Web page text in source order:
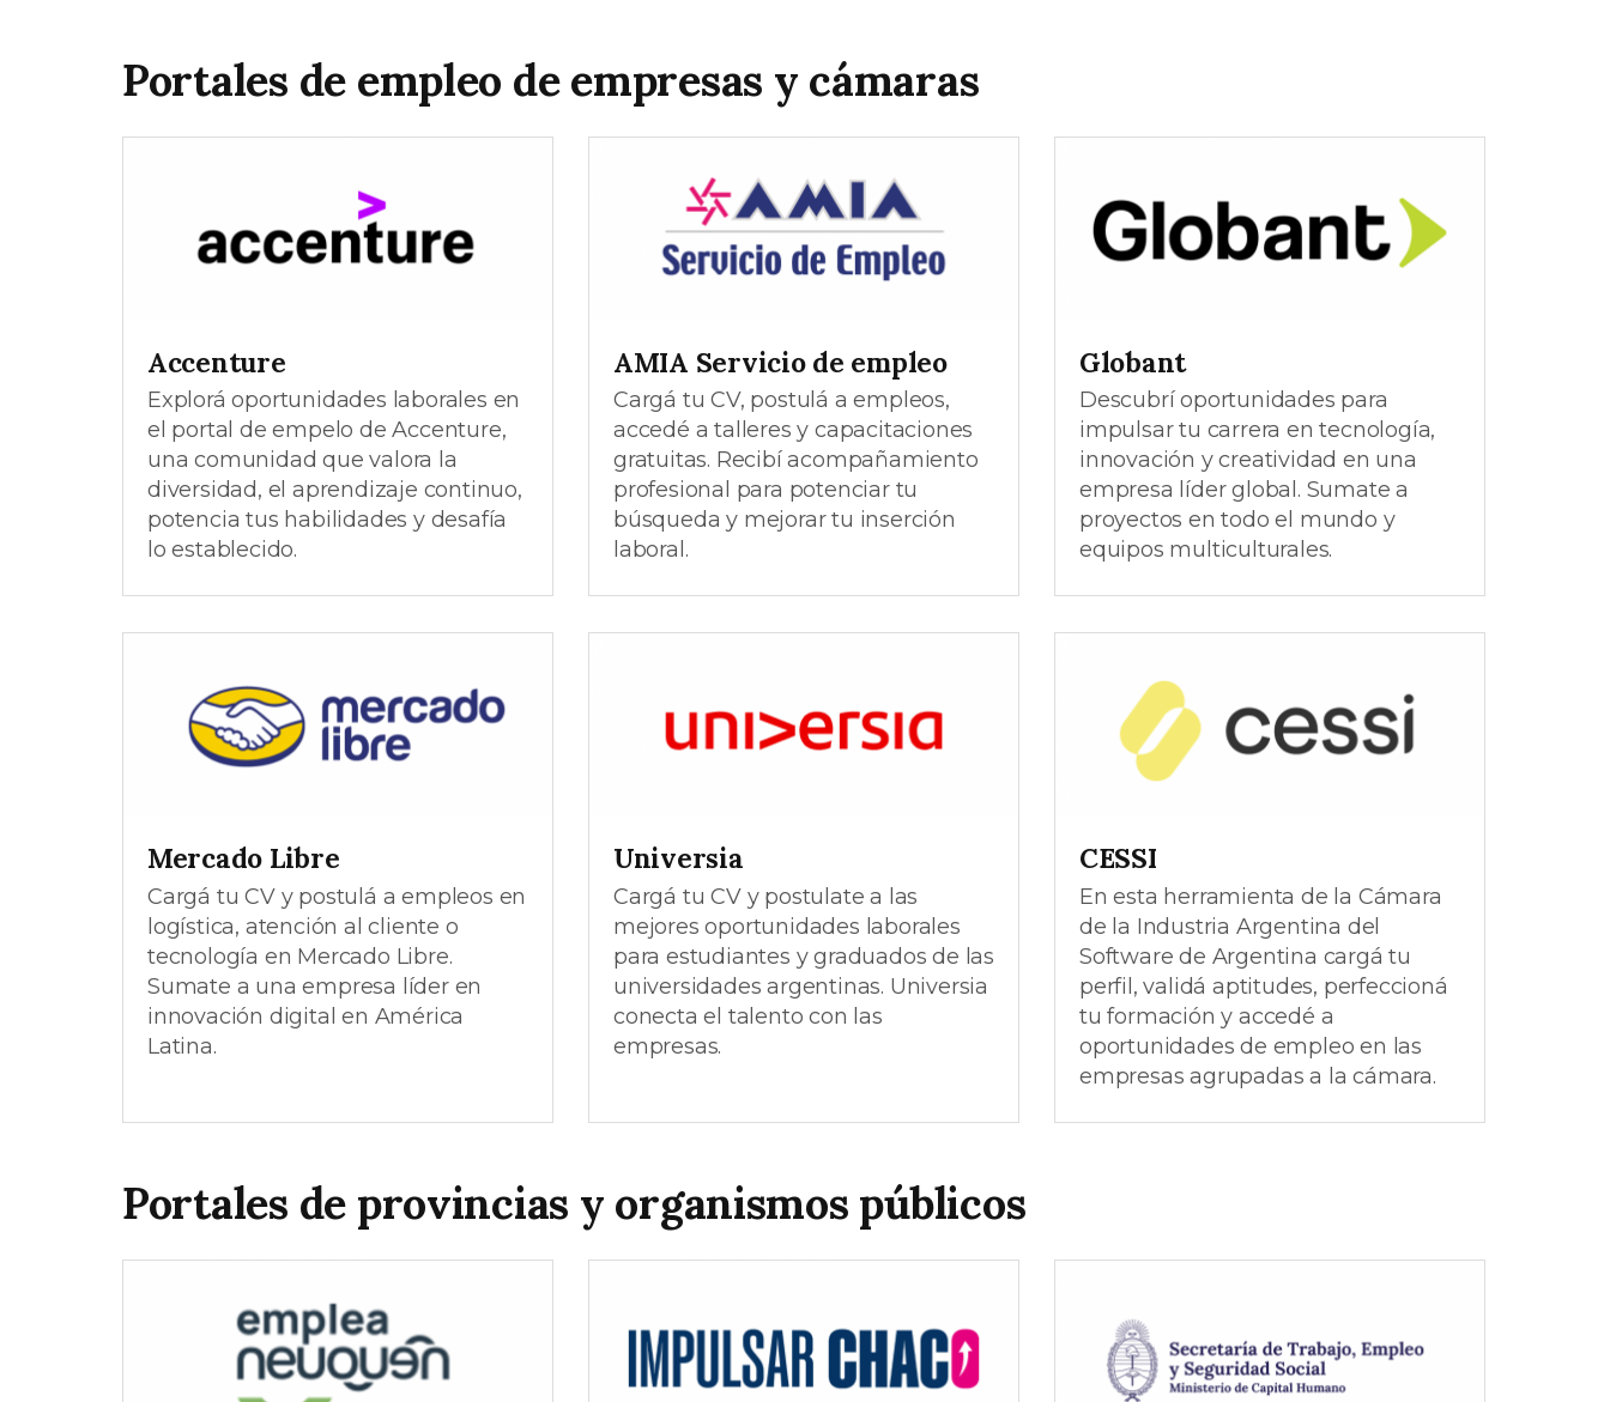
Portales de empleo de empresas y cámaras
Accenture
Explorá oportunidades laborales en
el portal de empelo de Accenture,
una comunidad que valora la
diversidad, el aprendizaje continuo,
potencia tus habilidades y desafía
lo establecido.
AMIA Servicio de empleo
Cargá tu CV, postulá a empleos,
accedé a talleres y capacitaciones
gratuitas. Recibí acompañamiento
profesional para potenciar tu
búsqueda y mejorar tu inserción
laboral.
Globant
Descubrí oportunidades para
impulsar tu carrera en tecnología,
innovación y creatividad en una
empresa líder global. Sumate a
proyectos en todo el mundo y
equipos multiculturales.
Mercado Libre
Cargá tu CV y postulá a empleos en
logística, atención al cliente o
tecnología en Mercado Libre.
Sumate a una empresa líder en
innovación digital en América
Latina.
Universia
Cargá tu CV y postulate a las
mejores oportunidades laborales
para estudiantes y graduados de las
universidades argentinas. Universia
conecta el talento con las
empresas.
CESSI
En esta herramienta de la Cámara
de la Industria Argentina del
Software de Argentina cargá tu
perfil, validá aptitudes, perfeccioná
tu formación y accedé a
oportunidades de empleo en las
empresas agrupadas a la cámara.
Portales de provincias y organismos públicos